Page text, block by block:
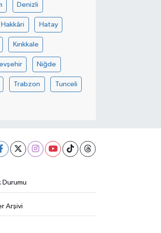
Denizli
Hakkâri Hatay
Kırıkkale
Niğde
Trabzon Tunceli
Durumu
Arşivi